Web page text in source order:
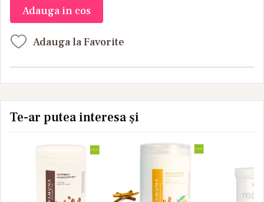
Adauga in cos
Adauga la Favorite
Te-ar putea interesa și